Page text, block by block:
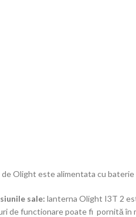
Olight este alimentata cu
sale: lanterna Olight I3T 2
de functionare poate fi pornită